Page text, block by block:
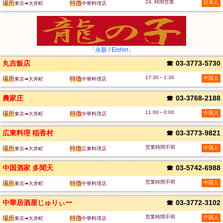
場所東京➠大井町 特徴中華料理店 24, 時間営業 日本人
「永新 / Eishin」
丸吉飯店 ☎ 03-3773-5730
場所東京➠大井町 特徴中華料理店 17:30～1:30 中国人
農家庄 ☎ 03-3768-2188
場所東京➠大井町 特徴中華料理店 11:00～0:00 中国人
広東料理 稲香村 ☎ 03-3773-9821
場所東京➠大井町 特徴広東料理店 営業時間不明 中国人
中国酒家 多聞天 ☎ 03-5742-6988
場所東京➠大井町 特徴中華料理店 営業時間不明 中国人
中華居酒屋じゅりぃー ☎ 03-3772-3102
場所東京➠大井町 特徴中華料理店 営業時間不明 中国人